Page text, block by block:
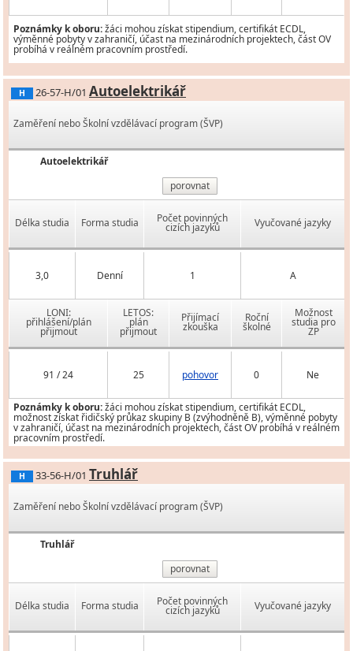
Poznámky k oboru:žáci mohou získat stipendium, certifikát ECDL,
výměnné pobyty v zahraničí, účast na mezinárodních projektech, část OV
probíhá v reálném pracovním prostředí.
H 26-57-H/01 Autoelektrikář
Zaměření nebo Školní vzdělávací program (ŠVP)
Autoelektrikář
porovnat
Délka studia Forma studia Počet povinných
cizích jazyků Vyučované jazyky
3,0 Denní 1 A
LONI:
přihlášení/plán
přijmout
LETOS:
plán
přijmout
Přijímací
zkouška
Roční
školné
Možnost
studia pro
ZP
91 / 24 25 pohovor 0 Ne
Poznámky k oboru:žáci mohou získat stipendium, certifikát ECDL,
možnost získat řidičský průkaz skupiny B (zvýhodněně B), výměnné pobyty
v zahraničí, účast na mezinárodních projektech, část OV probíhá v reálném
pracovním prostředí.
H 33-56-H/01 Truhlář
Zaměření nebo Školní vzdělávací program (ŠVP)
Truhlář
porovnat
Délka studia Forma studia Počet povinných
cizích jazyků Vyučované jazyky